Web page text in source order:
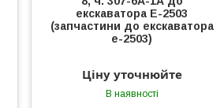
екскаватора Е-2503
(запчастини до екскаватора
е-2503)
Ціну уточнюйте
В наявності